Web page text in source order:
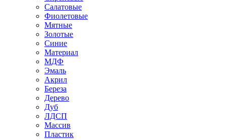
Салатовые
Фиолетовые
Мятные
Золотые
Синие
Материал
МДФ
Эмаль
Акрил
Береза
Дерево
Дуб
ЛДСП
Массив
Пластик